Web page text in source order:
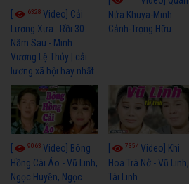
6328 Video] Cải
Lương Xưa : Rồi 30
Năm Sau - Minh
Vương Lệ Thủy | cải
lương xã hội hay nhất
Nửa Khuya-Minh
Cảnh-Trọng Hữu
9063 Video] Bông
Hồng Cài Áo - Vũ Linh,
Ngọc Huyền, Ngọc
7354Video] Khi
Hoa Trà Nở - Vũ Linh,
Tài Linh